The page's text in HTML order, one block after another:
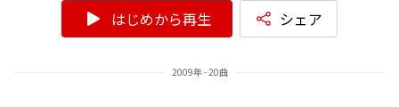
はじめから再生 シェア
2009年 - 20曲